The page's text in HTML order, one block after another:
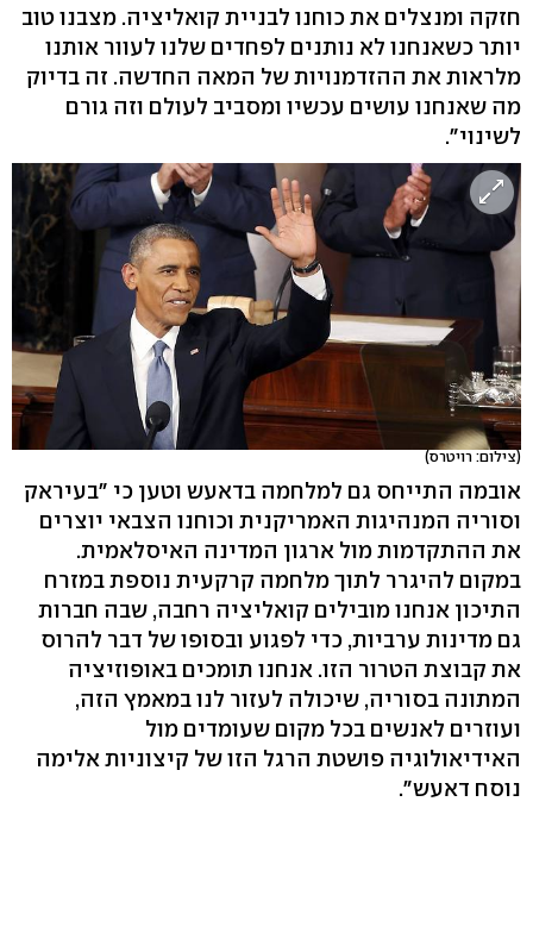
חזקה ומנצלים את כוחנו לבניית קואליציה. מצבנו טוב
יותר כשאנחנו לא נותנים לפחדים שלנו לעוור אותנו
מלראות את ההזדמנויות של המאה החדשה. זה בדיוק
מה שאנחנו עושים עכשיו ומסביב לעולם וזה גורם
לשינוי".
(צילום: רויטרס)
אובמה התייחס גם למלחמה בדאעש וטען כי "בעיראק
וסוריה המנהיגות האמריקנית וכוחנו הצבאי יוצרים
את ההתקדמות מול ארגון המדינה האיסלאמית.
במקום להיגרר לתוך מלחמה קרקעית נוספת במזרח
התיכון אנחנו מובילים קואליציה רחבה, שבה חברות
גם מדינות ערביות, כדי לפגוע ובסופו של דבר להרוס
את קבוצת הטרור הזו. אנחנו תומכים באופוזיציה
המתונה בסוריה, שיכולה לעזור לנו במאמץ הזה,
ועוזרים לאנשים בכל מקום שעומדים מול
האידיאולוגיה פושטת הרגל הזו של קיצוניות אלימה
נוסח דאעש".